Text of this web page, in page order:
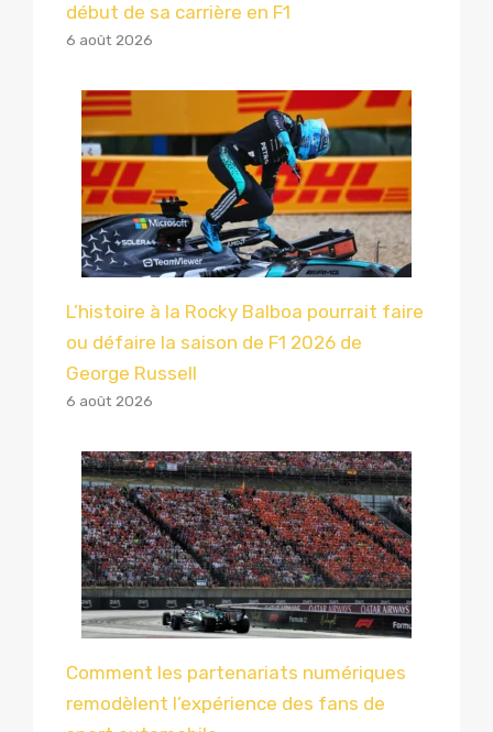
début de sa carrière en F1
6 août 2026
L’histoire à la Rocky Balboa pourrait faire
ou défaire la saison de F1 2026 de
George Russell
6 août 2026
Comment les partenariats numériques
remodèlent l’expérience des fans de